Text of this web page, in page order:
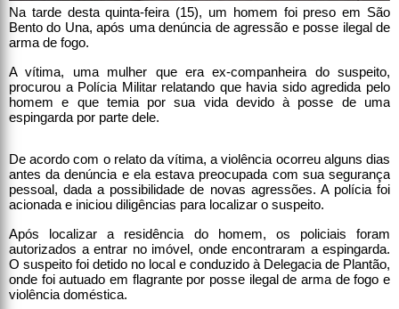
Na tarde desta quinta-feira (15), um homem foi preso em São
Bento do Una, após uma denúncia de agressão e posse ilegal de
arma de fogo.
A vítima, uma mulher que era ex-companheira do suspeito,
procurou a Polícia Militar relatando que havia sido agredida pelo
homem e que temia por sua vida devido à posse de uma
espingarda por parte dele.
De acordo com o relato da vítima, a violência ocorreu alguns dias
antes da denúncia e ela estava preocupada com sua segurança
pessoal, dada a possibilidade de novas agressões. A polícia foi
acionada e iniciou diligências para localizar o suspeito.
Após localizar a residência do homem, os policiais foram
autorizados a entrar no imóvel, onde encontraram a espingarda.
O suspeito foi detido no local e conduzido à Delegacia de Plantão,
onde foi autuado em flagrante por posse ilegal de arma de fogo e
violência doméstica.